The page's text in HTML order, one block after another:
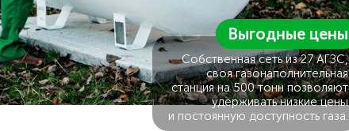
Выгодные цены
Собственная сеть из 27 АГЗС,
своя газонаполнительная
станция на 500 тонн позволяют
удерживать низкие цены
и постоянную доступность газа.